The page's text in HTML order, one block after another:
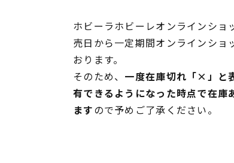
ホビーラホビーレオンラインショ
売日から一定期間オンラインショ
おります。
そのため、 一度在庫切れ「×」と
有できるようになった時点で在庫
ますので予めご了承ください。